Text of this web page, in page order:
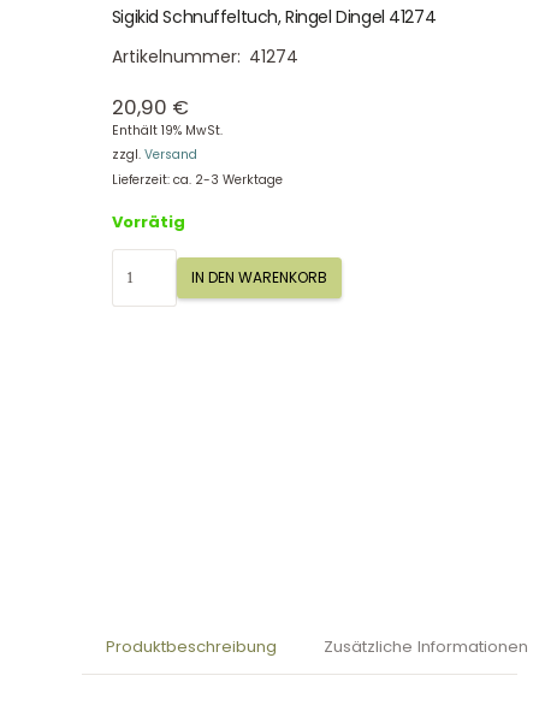
Sigikid Schnuffeltuch, Ringel Dingel 41274
Artikelnummer: 41274
20,90 €
Enthält 19% MwSt.
zzgl. Versand
Lieferzeit: ca. 2-3 Werktage
Vorrätig
Schnuffeltuch,
Ringel
IN DEN WARENKORB
Produktbeschreibung Zusätzliche Informationen